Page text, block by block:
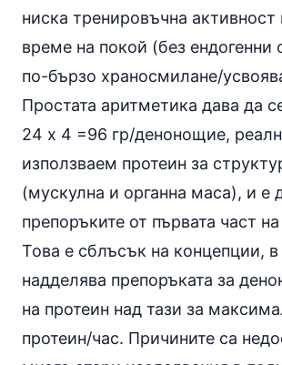
ниска тренировъчна активност
време на покой (без ендогенни
по-бързо храносмилане/
Простата аритметика дава да
24 х 4 =96 гр/денонощие,
използваем протеин за
(мускулна и органна маса), и е
препоръките от първата част на
Това е сблъсък на концепции, в
надделява препоръката за
на протеин над тази за
протеин/час. Причините са